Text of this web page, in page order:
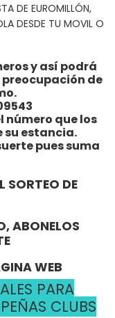
DE EUROMILLÓN,
DESDE TU MOVIL O
y así podrá
de
número que los
su estancia.
pues suma
SORTEO DE
ABONELOS
WEB
PARA
CLUBS